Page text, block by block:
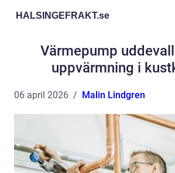
HALSINGEFRAKT.se
Värmepump
uppvärmning i
06 april 2026 Malin Lindgren